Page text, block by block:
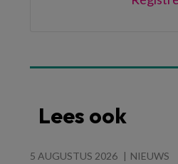
Lees ook
5 AUGUSTUS 2026 NIEUWS